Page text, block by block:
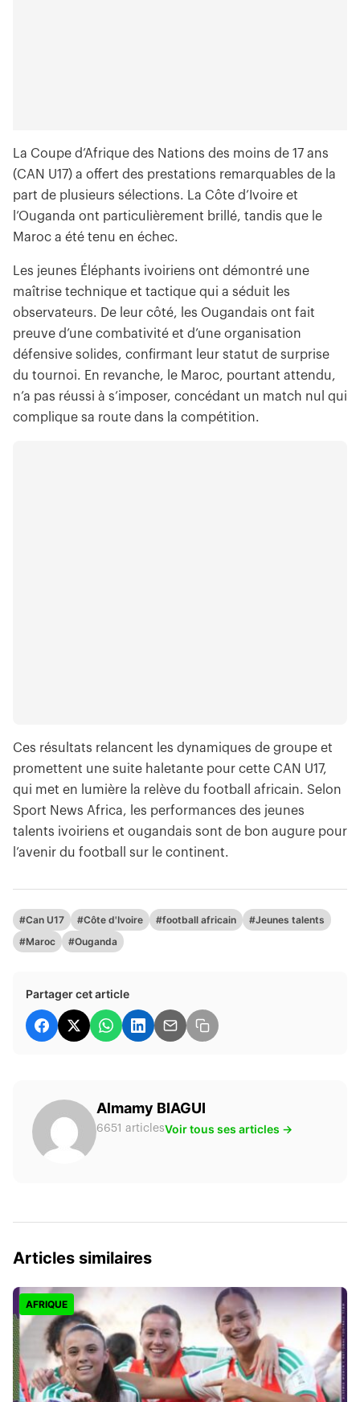
La Coupe d’Afrique des Nations des moins de 17 ans
(CAN U17) a offert des prestations remarquables de la
part de plusieurs sélections. La Côte d’Ivoire et
l’Ouganda ont particulièrement brillé, tandis que le
Maroc a été tenu en échec.
Les jeunes Éléphants ivoiriens ont démontré une
maîtrise technique et tactique qui a séduit les
observateurs. De leur côté, les Ougandais ont fait
preuve d’une combativité et d’une organisation
défensive solides, confirmant leur statut de surprise
du tournoi. En revanche, le Maroc, pourtant attendu,
n’a pas réussi à s’imposer, concédant un match nul qui
complique sa route dans la compétition.
Ces résultats relancent les dynamiques de groupe et
promettent une suite haletante pour cette CAN U17,
qui met en lumière la relève du football africain. Selon
Sport News Africa, les performances des jeunes
talents ivoiriens et ougandais sont de bon augure pour
l’avenir du football sur le continent.
#Can U17 #Côte d'Ivoire #football africain
#Jeunes talents
#Maroc
#Ouganda
Partager cet article
Almamy BIAGUI
6651 articlesVoir tous ses articles →
Articles similaires
AFRIQUE